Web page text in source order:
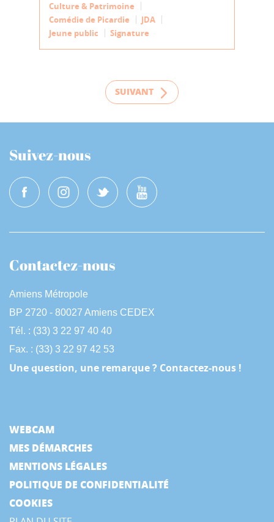
Culture & Patrimoine
Comédie de Picardie
JDA
Jeune public
Signature
SUIVANT
Suivez-nous
Contactez-nous
Amiens Métropole
BP 2720 - 80027 Amiens CEDEX
Tél. : (33) 3 22 97 40 40
Fax. : (33) 3 22 97 42 53
Une question, une remarque ? Contactez-nous !
WEBCAM
MES DÉMARCHES
MENTIONS LÉGALES
POLITIQUE DE CONFIDENTIALITÉ
COOKIES